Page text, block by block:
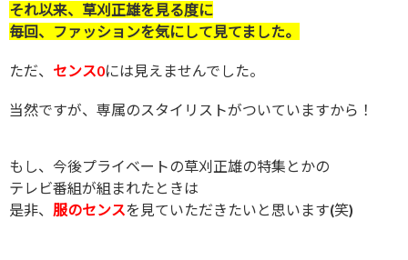
それ以来、草刈正雄を見る度に
毎回、ファッションを気にして見てました。
ただ、 センス0には見えませんでした。
当然ですが、専属のスタイリストがついていますから！
もし、今後プライベートの草刈正雄の特集とかの
テレビ番組が組まれたときは
是非、 服のセンスを見ていただきたいと思います(笑)